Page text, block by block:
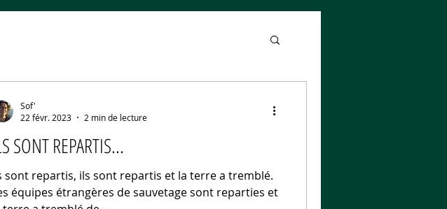
SONT REPARTIS...
sont repartis, ils sont repartis et la terre a tremblé.
équipes étrangères de sauvetage sont reparties et
Sof'
22 févr. 2023
2 min de lecture